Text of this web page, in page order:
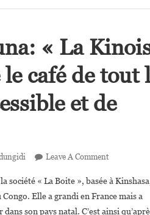
« La
café de tout
et de
Leave A CommentOn
Mukuna:
«
La
société « La Boite », basée à
Elle a grandi en France mais a
son pays natal. C’est ainsi